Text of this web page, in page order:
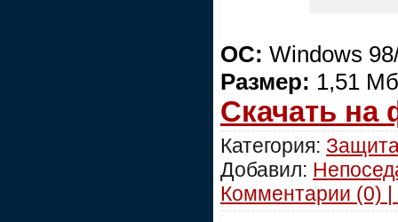
ОС: Windows
Размер: 1,51 Мб
Скачать на
Категория:
Добавил:
Комментарии (0) |